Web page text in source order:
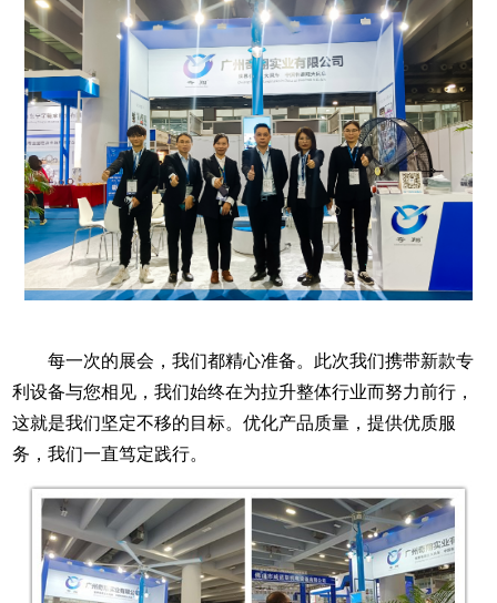
每一次的展会，我们都精心准备。此次我们携带新款专
利设备与您相见，我们始终在为拉升整体行业而努力前行，
这就是我们坚定不移的目标。优化产品质量，提供优质服
务，我们一直笃定践行。